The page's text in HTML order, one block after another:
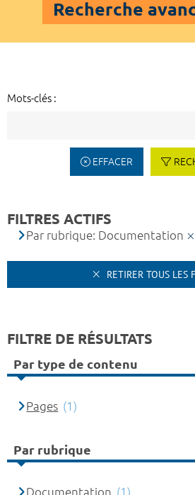
Recherche
Mots-clés :
EFFACER
FILTRES ACTIFS
Par rubrique: Documentation
RETIRER TOUS LES
FILTRE DE RÉSULTATS
Par type de contenu
Pages (1)
Par rubrique
Documentation (1)